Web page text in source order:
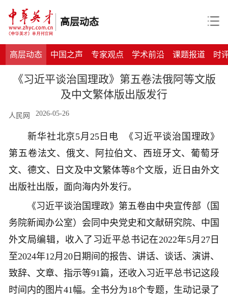
高层动态
高层动态 中国之声 专家观点 学术前沿 课题报道 时
《习近平谈治国理政》第五卷法俄阿等文版
及中文繁体版出版发行
人民网 2026-05-26
新华社北京5月25日电 《习近平谈治国理政》
第五卷法文、俄文、阿拉伯文、西班牙文、葡萄牙
文、德文、日文及中文繁体等8个文版，近日由外文
出版社出版，面向海内外发行。
《习近平谈治国理政》第五卷由中央宣传部（国
务院新闻办公室）会同中央党史和文献研究院、中国
外文局编辑，收入了习近平总书记在2022年5月27日
至2024年12月20日期间的报告、讲话、谈话、演讲、
致辞、文章、指示等91篇，还收入习近平总书记这段
时间内的图片41幅。全书分为18个专题，生动记录了